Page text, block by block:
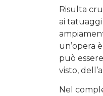
Risulta
ai tatuaggi
un’opera
può
visto,
Nel